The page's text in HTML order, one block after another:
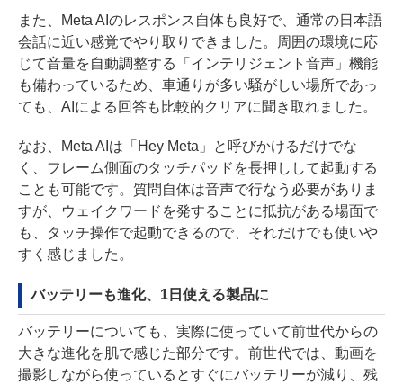
また、Meta AIのレスポンス自体も良好で、通常の日本語
会話に近い感覚でやり取りできました。周囲の環境に応
じて音量を自動調整する「インテリジェント音声」機能
も備わっているため、車通りが多い騒がしい場所であっ
ても、AIによる回答も比較的クリアに聞き取れました。
なお、Meta AIは「Hey Meta」と呼びかけるだけでな
く、フレーム側面のタッチパッドを長押しして起動する
ことも可能です。質問自体は音声で行なう必要がありま
すが、ウェイクワードを発することに抵抗がある場面で
も、タッチ操作で起動できるので、それだけでも使いや
すく感じました。
バッテリーも進化、1日使える製品に
バッテリーについても、実際に使っていて前世代からの
大きな進化を肌で感じた部分です。前世代では、動画を
撮影しながら使っているとすぐにバッテリーが減り、残